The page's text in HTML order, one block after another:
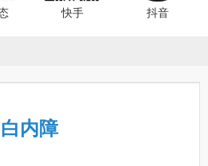
快手 抖音
白内障